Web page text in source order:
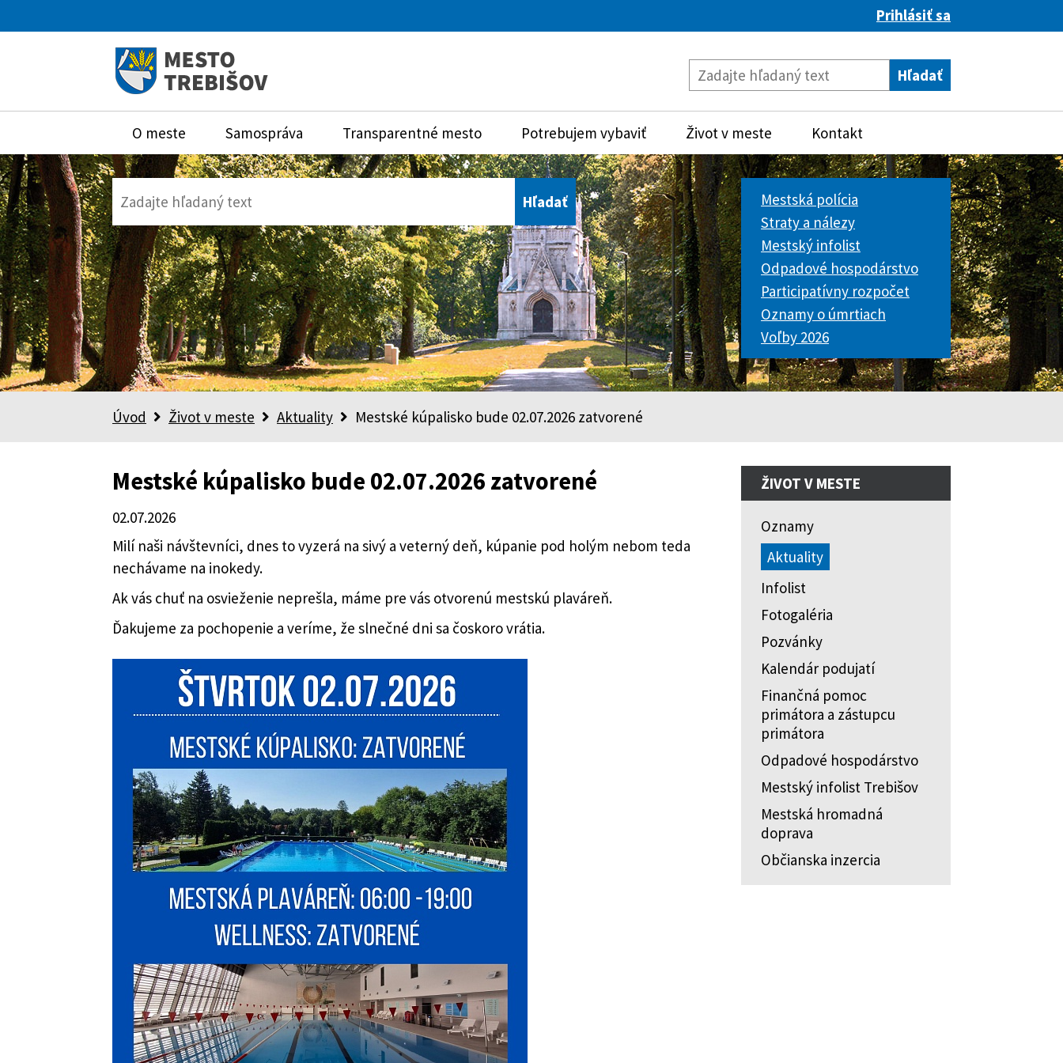
Prihlásiť sa
O meste Samospráva Transparentné mesto Potrebujem vybaviť Život v meste Kontakt
Mestská polícia
Straty a nálezy
Mestský infolist
Odpadové hospodárstvo
Participatívny rozpočet
Oznamy o úmrtiach
Voľby 2026
Úvod Život v meste Aktuality Mestské kúpalisko bude 02.07.2026 zatvorené
ŽIVOT V MESTE
Oznamy
Aktuality
Infolist
Fotogaléria
Pozvánky
Kalendár podujatí
Finančná pomoc
primátora a zástupcu
primátora
Odpadové hospodárstvo
Mestský infolist Trebišov
Mestská hromadná
doprava
Občianska inzercia
Mestské kúpalisko bude 02.07.2026 zatvorené
02.07.2026
Milí naši návštevníci, dnes to vyzerá na sivý a veterný deň, kúpanie pod holým nebom teda
nechávame na inokedy.
Ak vás chuť na osvieženie neprešla, máme pre vás otvorenú mestskú plaváreň.
Ďakujeme za pochopenie a veríme, že slnečné dni sa čoskoro vrátia.